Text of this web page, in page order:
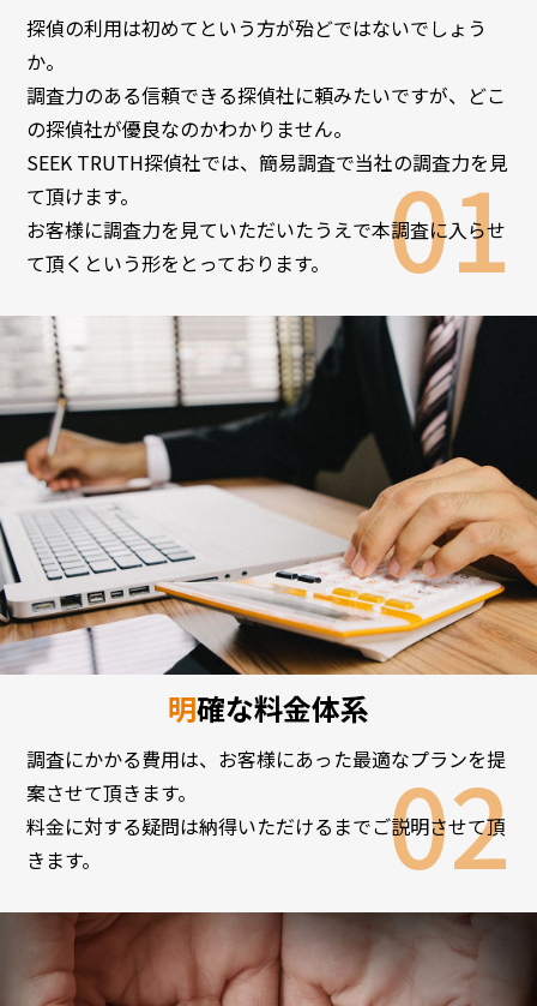
探偵の利用は初めてという方が殆どではないでしょう
か。
調査力のある信頼できる探偵社に頼みたいですが、どこ
の探偵社が優良なのかわかりません。
SEEK TRUTH探偵社では、簡易調査で当社の調査力を見
て頂けます。
お客様に調査力を見ていただいたうえで本調査に入らせ
て頂くという形をとっております。
明確な料金体系
調査にかかる費用は、お客様にあった最適なプランを提
案させて頂きます。
料金に対する疑問は納得いただけるまでご説明させて頂
きます。